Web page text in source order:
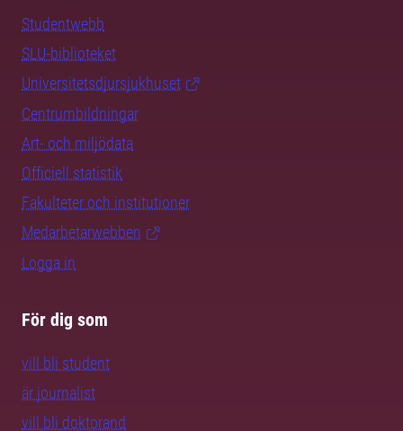
Studentwebb
SLU-biblioteket
Universitetsdjursjukhuset
Centrumbildningar
Art- och miljödata
Officiell statistik
Fakulteter och institutioner
Medarbetarwebben
Logga in
För dig som
vill bli student
är journalist
vill bli doktorand